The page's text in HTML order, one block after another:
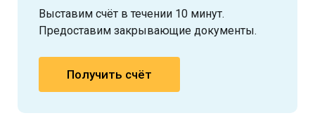
Выставим счёт в течении 10 минут.
Предоставим закрывающие документы.
Получить счёт